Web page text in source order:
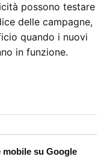
possono testare
delle campagne,
quando i nuovi
in funzione.
su Google